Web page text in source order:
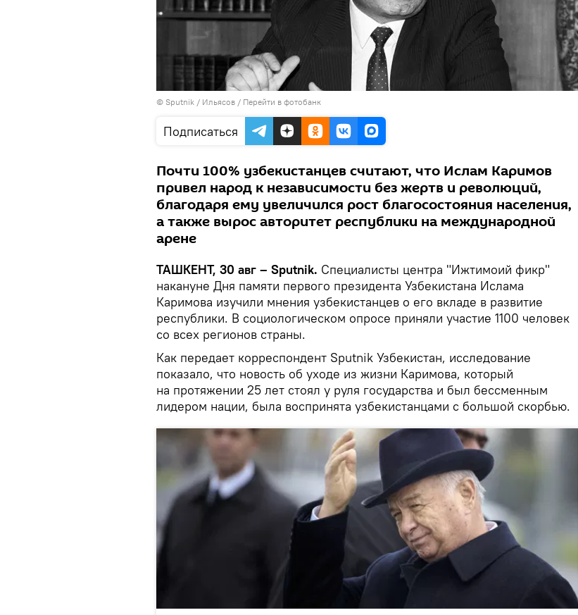
© Sputnik / Ильясов / Перейти в фотобанк
Подписаться
Почти 100% узбекистанцев считают, что Ислам Каримов
привел народ к независимости без жертв и революций,
благодаря ему увеличился рост благосостояния населения,
а также вырос авторитет республики на международной
арене
ТАШКЕНТ, 30 авг – Sputnik. Специалисты центра "Ижтимоий фикр"
накануне Дня памяти первого президента Узбекистана Ислама
Каримова изучили мнения узбекистанцев о его вкладе в развитие
республики. В социологическом опросе приняли участие 1100 человек
со всех регионов страны.
Как передает корреспондент Sputnik Узбекистан, исследование
показало, что новость об уходе из жизни Каримова, который
на протяжении 25 лет стоял у руля государства и был бессменным
лидером нации, была воспринята узбекистанцами с большой скорбью.